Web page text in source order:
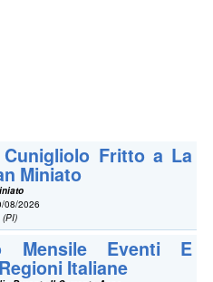
Fritto a La
Miniato
08/2026
(PI)
Mensile Eventi E
Italiane